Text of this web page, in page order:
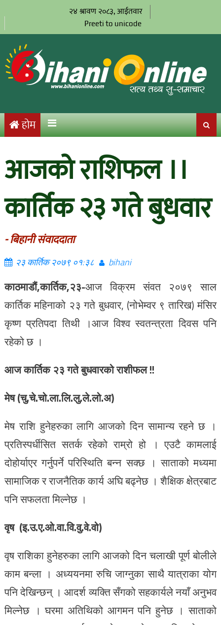
२४ श्रावण २०८३, आईतवार
Preeti to unicode
होम
आजको राशिफल ।।
कार्तिक २३ गते बुधवार
- बिहानी संवाददाता
२३ कार्तिक २०७९ ०१:३८ bihani
काठमाडौं,कार्तिक,२३-आज विक्रम संवत २०७९ साल
कार्तिक महिनाको २३ गते बुधवार, (नोभेम्वर ९ तारिख) मंसिर
कृष्ण प्रतिपदा तिथी ।आज विश्व स्वतन्त्रता दिवस पनि
रहेको छ ।
आज कार्तिक २३ गते बुधवारको राशीफल !!
मेष (चु.चे.चो.ला.लि.लु.ले.लो.अ)
मेष राशि हुनेहरुका लागि आजको दिन सामान्य रहने छ ।
प्रतिस्पर्धीसित सतर्क रहेको राम्रो हो । एउटै कामलाई
दोहोर्याएर गर्नुपर्ने परिस्थिति बन्न सक्छ । साताको मध्यमा
सामाजिक र राजनैतिक कार्य अघि बढ्नेछ । शैक्षिक क्षेत्रबाट
पनि सफलता मिल्नेछ ।
वृष (इ.उ.ए.ओ.वा.वि.वु.वे.वो)
वृष राशिका हुनेहरुका लागि आजको दिन चलाखी पूर्ण बोलीले
काम बन्ला । अध्ययनमा रुचि जाग्नुका साथै यात्राका योग
पनि देखिन्छन् । आदर्श व्यक्ति सँगको सहकार्यले नयाँ अनुभव
मिल्नेछ । घरमा अतिथिको आगमन पनि हुनेछ । साताको